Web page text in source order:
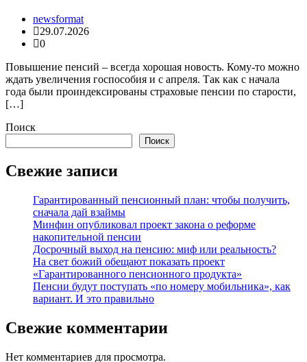
newsformat
29.07.2026
0
Повышение пенсий – всегда хорошая новость. Кому-то можно
ждать увеличения госпособия и с апреля. Так как с начала
года были проиндексированы страховые пенсии по старости,
[…]
Поиск
Поиск
Свежие записи
Гарантированный пенсионный план: чтобы получить,
сначала дай взаймы
Минфин опубликовал проект закона о реформе
накопительной пенсии
Досрочный выход на пенсию: миф или реальность?
На свет божий обещают показать проект
«Гарантированного пенсионного продукта»
Пенсии будут поступать «по номеру мобильника», как
вариант. И это правильно
Свежие комментарии
Нет комментариев для просмотра.